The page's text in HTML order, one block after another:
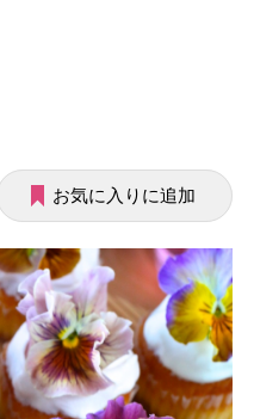
お気に入りに追加